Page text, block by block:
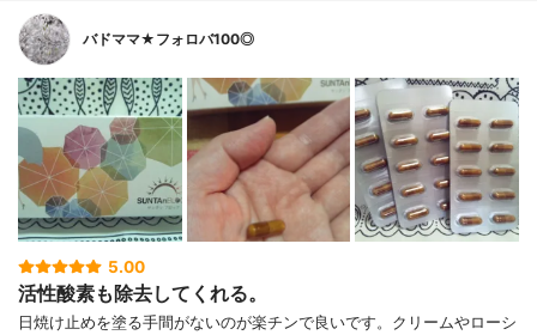
バドママ★フォロバ100◎
5.00
活性酸素も除去してくれる。
日焼け止めを塗る手間がないのが楽チンで良いです。クリームやローシ